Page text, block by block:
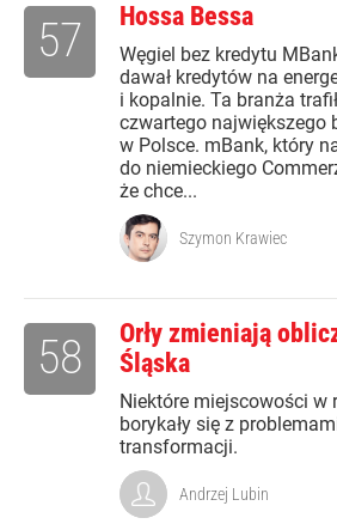
Hossa Bessa
Węgiel bez kredytu
dawał kredytów na
i kopalnie. Ta branża
czwartego największego
w Polsce. mBank, który
do niemieckiego
że chce...
57
Szymon Krawiec
Orły zmieniają
Śląska
Niektóre miejscowości w
borykały się z
transformacji.
58
Andrzej Lubin